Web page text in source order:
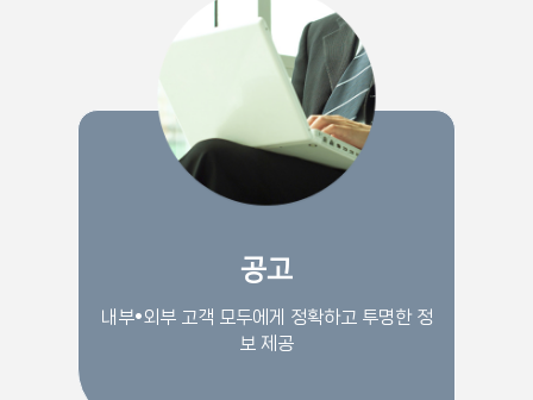
공고
내부•외부 고객 모두에게 정확하고 투명한 정
보 제공